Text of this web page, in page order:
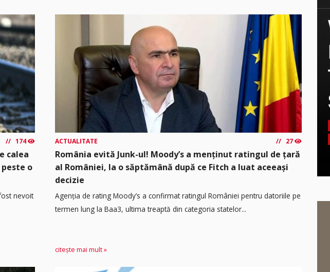
174
calea
o
nevoit
ACTUALITATE 27
România evită Junk-ul! Moody’s a menținut ratingul de țară
al României, la o săptămână după ce Fitch a luat aceeași
decizie
Agenția de rating Moody’s a confirmat ratingul României pentru datoriile pe
termen lung la Baa3, ultima treaptă din categoria statelor...
citește mai mult »